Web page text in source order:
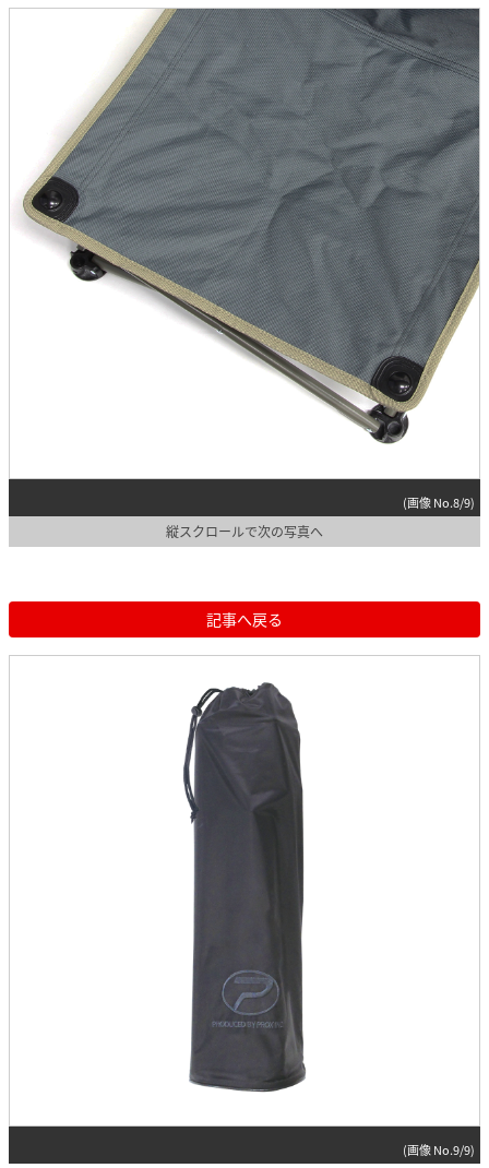
(画像 No.8/9)
縦スクロールで次の写真へ
記事へ戻る
(画像 No.9/9)